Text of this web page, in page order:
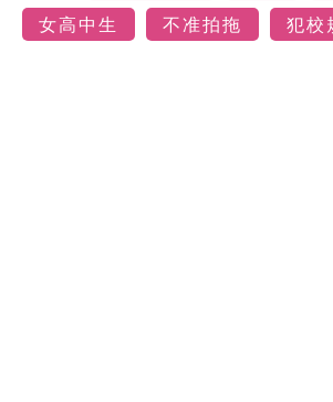
女高中生
不准拍拖 犯校